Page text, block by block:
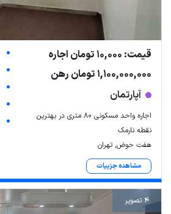
قیمت: 10,000 تومان اجاره
1,100,000,000 تومان رهن
آپارتمان
اجاره واحد مسکونی 80 متری در بهترین
نقطه نارمک
هفت حوض, تهران
مشاهده جزییات
4 تصویر